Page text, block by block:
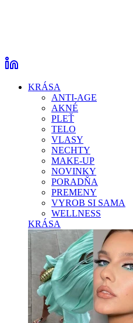
KRÁSA
ANTI-AGE
AKNÉ
PLEŤ
TELO
VLASY
NECHTY
MAKE-UP
NOVINKY
PORADŇA
PREMENY
VYROB SI SAMA
WELLNESS
KRÁSA